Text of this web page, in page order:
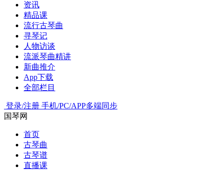
资讯
精品课
流行古琴曲
寻琴记
人物访谈
流派琴曲精讲
新曲推介
App下载
全部栏目
登录/注册 手机/PC/APP多端同步
国琴网
首页
古琴曲
古琴谱
直播课